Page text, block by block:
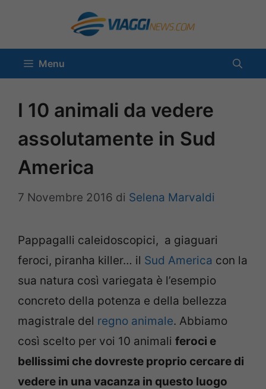
contenuto
Menu
I 10 animali da vedere
assolutamente in Sud
America
7 Novembre 2016 di Selena Marvaldi
Pappagalli caleidoscopici, a giaguari
feroci, piranha killer… il Sud America con la
sua natura così variegata è l’esempio
concreto della potenza e della bellezza
magistrale del regno animale. Abbiamo
così scelto per voi 10 animali feroci e
bellissimi che dovreste proprio cercare di
vedere in una vacanza in questo luogo